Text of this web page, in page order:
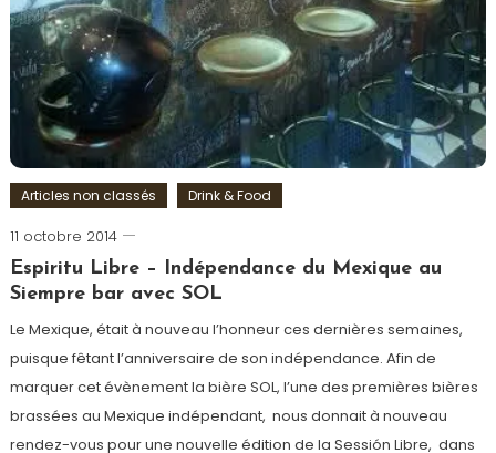
Articles non classés Drink & Food
11 octobre 2014
Romain-
Paris
Espiritu Libre – Indépendance du Mexique au
Siempre bar avec SOL
Le Mexique, était à nouveau l’honneur ces dernières semaines,
puisque fêtant l’anniversaire de son indépendance. Afin de
marquer cet évènement la bière SOL, l’une des premières bières
brassées au Mexique indépendant, nous donnait à nouveau
rendez-vous pour une nouvelle édition de la Sessión Libre, dans